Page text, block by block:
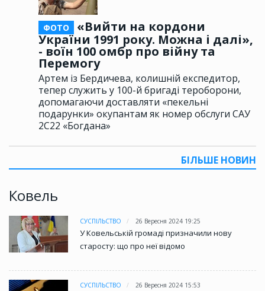
ФОТО
«Вийти на кордони
України 1991 року. Можна і далі»,
- воїн 100 омбр про війну та
Перемогу
Артем із Бердичева, колишній експедитор,
тепер служить у 100-й бригаді тероборони,
допомагаючи доставляти «пекельні
подарунки» окупантам як номер обслуги САУ
2С22 «Богдана»
БІЛЬШЕ НОВИН
Ковель
СУСПІЛЬСТВО 26 Вересня 2024 19:25
У Ковельській громаді призначили нову
старосту: що про неї відомо
СУСПІЛЬСТВО 26 Вересня 2024 15:53